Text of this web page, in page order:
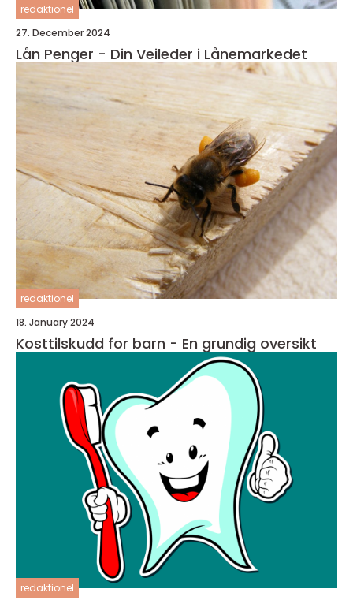
redaktionel
27. December 2024
Lån Penger - Din Veileder i Lånemarkedet
redaktionel
18. January 2024
Kosttilskudd for barn - En grundig oversikt
redaktionel